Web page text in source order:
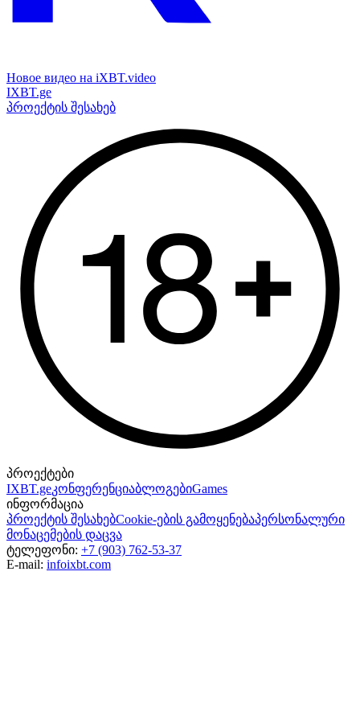
Новое видео на iXBT.video
IXBT.ge
პროექტის შესახებ
პროექტები
IXBT.geკონფერენციაბლოგებიGames
ინფორმაცია
პროექტის შესახებCookie-ების გამოყენებაპერსონალური
მონაცემების დაცვა
ტელეფონი: +7 (903) 762-53-37
E-mail: infoixbt.com